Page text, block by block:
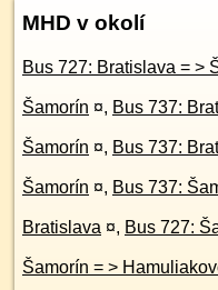
MHD v okolí
Šamorín ¤, Bus 737: Bratislava =
Šamorín ¤, Bus 737: Bratislava =
Šamorín ¤, Bus 737: Šamorín = >
Bratislava ¤,